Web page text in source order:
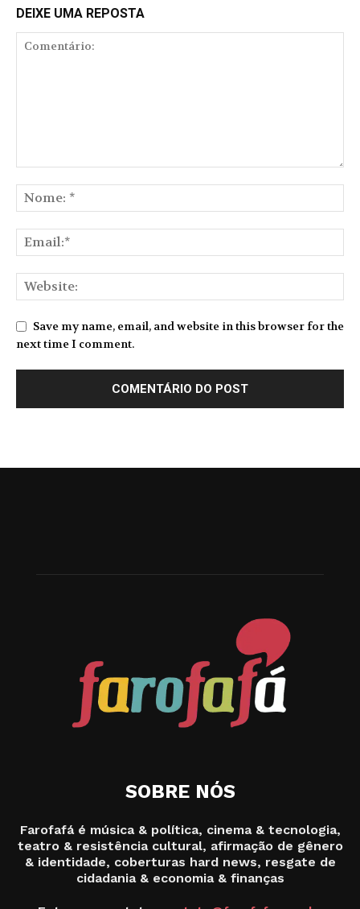
DEIXE UMA REPOSTA
Save my name, email, and website in this browser for the
next time I comment.
SOBRE NÓS
Farofafá é música & política, cinema & tecnologia,
teatro & resistência cultural, afirmação de gênero
& identidade, coberturas hard news, resgate de
cidadania & economia & finanças